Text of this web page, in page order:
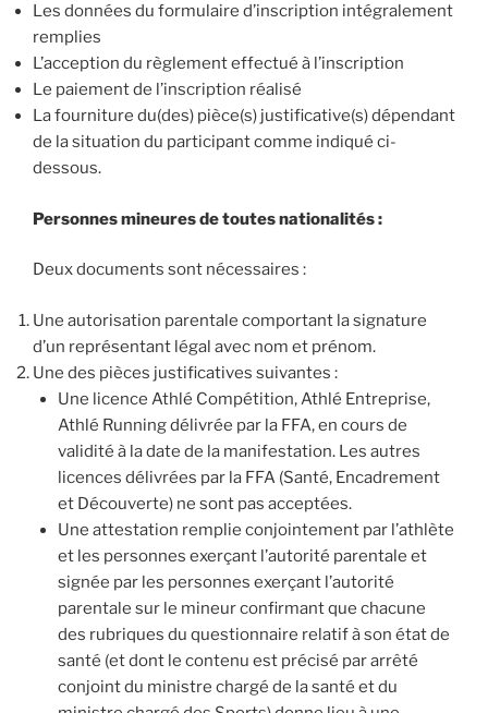
Les données du formulaire d’inscription intégralement
remplies
L’acception du règlement effectué à l’inscription
Le paiement de l’inscription réalisé
La fourniture du(des) pièce(s) justificative(s) dépendant
de la situation du participant comme indiqué ci-
dessous.
Personnes mineures de toutes nationalités :
Deux documents sont nécessaires :
Une autorisation parentale comportant la signature
d’un représentant légal avec nom et prénom.
Une des pièces justificatives suivantes :
Une licence Athlé Compétition, Athlé Entreprise,
Athlé Running délivrée par la FFA, en cours de
validité à la date de la manifestation. Les autres
licences délivrées par la FFA (Santé, Encadrement
et Découverte) ne sont pas acceptées.
Une attestation remplie conjointement par l’athlète
et les personnes exerçant l’autorité parentale et
signée par les personnes exerçant l’autorité
parentale sur le mineur confirmant que chacune
des rubriques du questionnaire relatif à son état de
santé (et dont le contenu est précisé par arrêté
conjoint du ministre chargé de la santé et du